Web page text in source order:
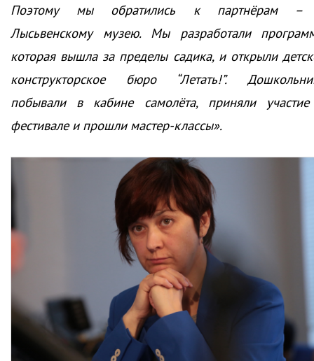
Поэтому мы обратились к партнёрам
Лысьвенскому музею. Мы разработали
которая вышла за пределы садика, и открыли
конструкторское бюро “Летать!”.
побывали в кабине самолёта, приняли
фестивале и прошли мастер-классы».